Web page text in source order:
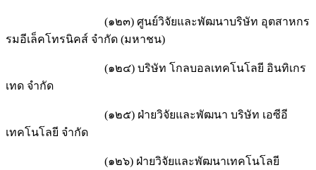
(๑๒๓) ศูนย์วิจัยและพัฒนาบริษัท อุตสาหกร
รมอีเล็คโทรนิคส์ จำกัด (มหาชน)
(๑๒๔) บริษัท โกลบอลเทคโนโลยี อินทิเกร
เทด จำกัด
(๑๒๕) ฝ่ายวิจัยและพัฒนา บริษัท เอซีอี
เทคโนโลยี จำกัด
(๑๒๖) ฝ่ายวิจัยและพัฒนาเทคโนโลยี